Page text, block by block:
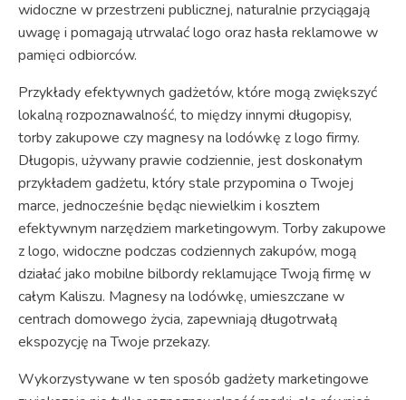
widoczne w przestrzeni publicznej, naturalnie przyciągają
uwagę i pomagają utrwalać logo oraz hasła reklamowe w
pamięci odbiorców.
Przykłady efektywnych gadżetów, które mogą zwiększyć
lokalną rozpoznawalność, to między innymi długopisy,
torby zakupowe czy magnesy na lodówkę z logo firmy.
Długopis, używany prawie codziennie, jest doskonałym
przykładem gadżetu, który stale przypomina o Twojej
marce, jednocześnie będąc niewielkim i kosztem
efektywnym narzędziem marketingowym. Torby zakupowe
z logo, widoczne podczas codziennych zakupów, mogą
działać jako mobilne bilbordy reklamujące Twoją firmę w
całym Kaliszu. Magnesy na lodówkę, umieszczane w
centrach domowego życia, zapewniają długotrwałą
ekspozycję na Twoje przekazy.
Wykorzystywane w ten sposób gadżety marketingowe